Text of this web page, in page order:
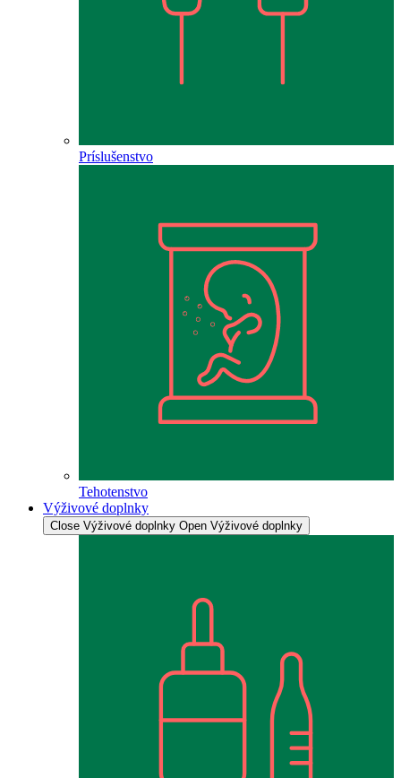
Príslušenstvo
Tehotenstvo
Výživové doplnky
Close Výživové doplnky Open Výživové doplnky